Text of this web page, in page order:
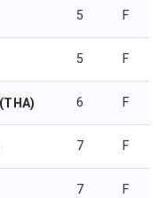
5 F
5 F
6 F
7 F
7 F